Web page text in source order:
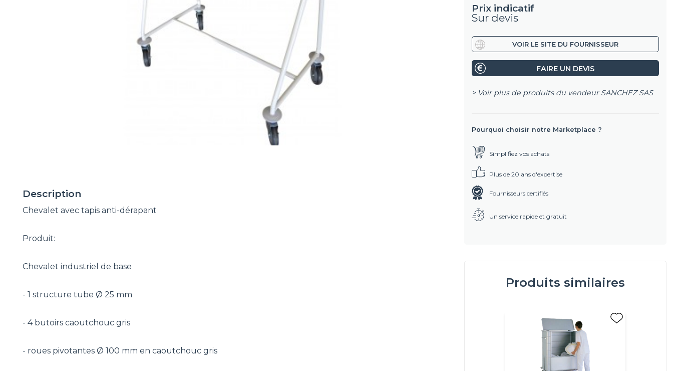
Description
Chevalet avec tapis anti-dérapant
Produit:
Chevalet industriel de base
- 1 structure tube Ø 25 mm
- 4 butoirs caoutchouc gris
- roues pivotantes Ø 100 mm en caoutchouc gris
Prix indicatif
Sur devis
VOIR LE SITE DU FOURNISSEUR
FAIRE UN DEVIS
> Voir plus de produits du vendeur SANCHEZ SAS
Pourquoi choisir notre Marketplace ?
Simplifiez vos achats
Plus de 20 ans d'expertise
Fournisseurs certifiés
Un service rapide et gratuit
Produits similaires